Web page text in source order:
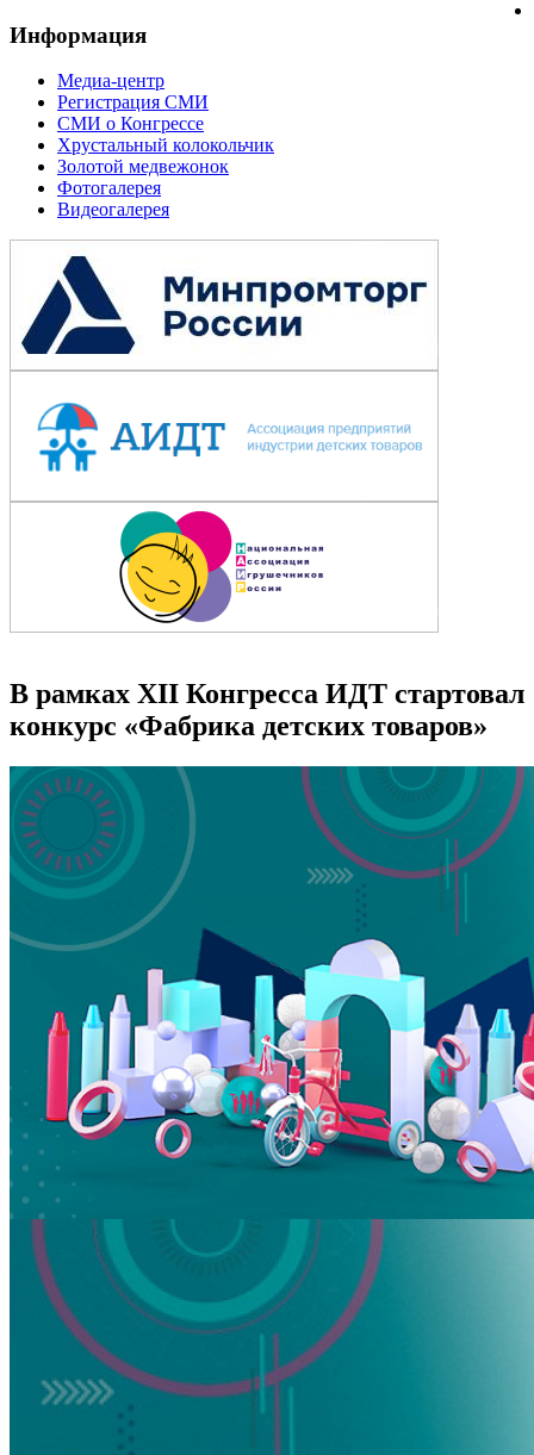
Информация
Медиа-центр
Регистрация СМИ
СМИ о Конгрессе
Хрустальный колокольчик
Золотой медвежонок
Фотогалерея
Видеогалерея
В рамках XII Конгресса ИДТ стартовал
конкурс «Фабрика детских товаров»